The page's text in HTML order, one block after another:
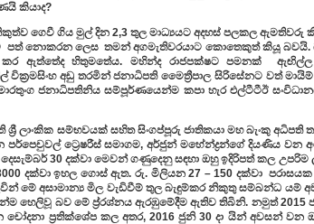
කියාද?
ගෙවී ගිය මුල් දින 2,3 තුල මාධ්‍යයට අදහස් පලකල ඇමතිවරු
පත් නොකරන ලෙස තමන් අගමැතිවරයාට කොතෙකුත් කියූ බවයි.
කර ඇත්තේද හිතුමතේය. මහින්ද රාජපක්ෂට පමනක්
වික්‍රමසිංහ අඩු තරමින් ජනාධිපති මෙෙත්‍රීපාල සිරිසේනට වත්
ජනාධිපතිනිය සම්පූර්ණයෙන්ම කපා හැර එල්ටීටීඊ
ශ්‍රී ලාංකික සම්භවයක් සහිත සිංගප්පූරු ජාතිකයා මහ බැංකු අධිපති
ට්‍රෙෂරීස් සමාගම, අර්ජුන් මහේන්ද්‍රන්ගේ දියණිය වන
30 දක්වා මෙවන් ගණුදෙනු සඳහා ඔහු ඉදිරිපත් කල
දක්වා ඉහල ගොස් ඇත. රු. මිලියන 27 – 150 දක්වා
මේ අසාමාන්‍ය මිල වැඩිවීම් තුල බැඳුම්කර නිකුතු සම්බන්ධ යම්
හෙලිවූ බව මේ ප්‍ර්‍රශ්නය ඇරඹුමේදීම ඇතිව තිබිනි. නමුත් 2015
ප්‍රතික්ශේප කල අතර, 2016 ජුනි 30 දා යින් අවසන් වන